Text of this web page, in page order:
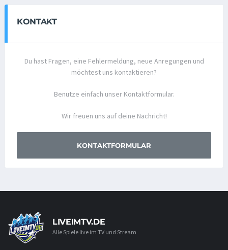
KONTAKT
Du hast Fragen, eine Fehlermeldung, neue Anregungen und
möchtest uns kontaktieren?
Benutze einfach unser Kontaktformular.
Wir freuen uns auf deine Nachricht!
KONTAKTFORMULAR
LIVEIMTV.DE
Alle Spiele live im TV und Stream